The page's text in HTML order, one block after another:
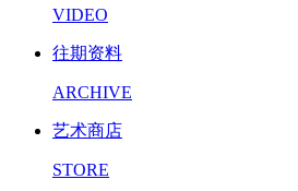
VIDEO
往期资料
ARCHIVE
艺术商店
STORE